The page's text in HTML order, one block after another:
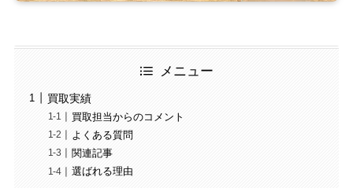
メニュー
買取実績
買取担当からのコメント
よくある質問
関連記事
選ばれる理由